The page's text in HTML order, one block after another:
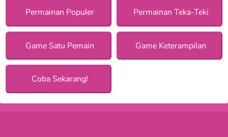
Permainan Populer Permainan Teka-Teki
Game Satu Pemain Game Keterampilan
Coba Sekarang!